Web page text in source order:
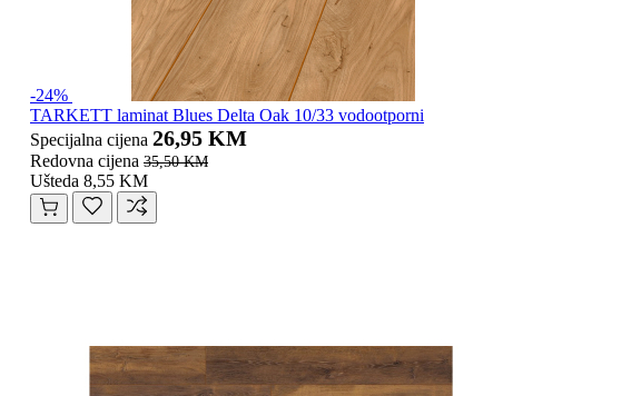
-24%
TARKETT laminat Blues Delta Oak 10/33 vodootporni
Specijalna cijena 26,95 KM
Redovna cijena 35,50 KM
Ušteda 8,55 KM